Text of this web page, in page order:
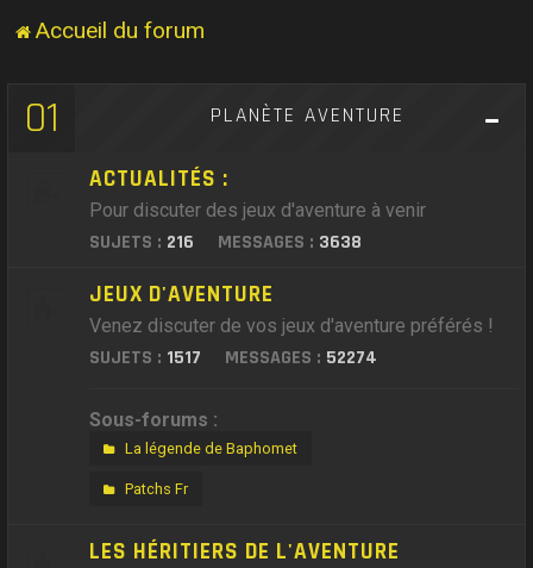
Accueil du forum
01 PLANÈTE AVENTURE
ACTUALITÉS :
Pour discuter des jeux d'aventure à venir
SUJETS : 216 MESSAGES : 3638
JEUX D'AVENTURE
Venez discuter de vos jeux d'aventure préférés !
SUJETS : 1517 MESSAGES : 52274
Sous-forums :
La légende de Baphomet
Patchs Fr
LES HÉRITIERS DE L'AVENTURE